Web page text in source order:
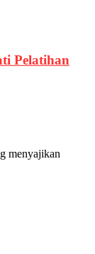
Pelatihan
menyajikan